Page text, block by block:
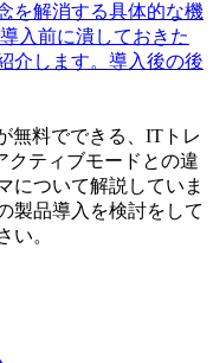
を解消する具体的な機
入前に潰しておきた
介します。導入後の後
無料でできる、ITトレ
クティブモードとの違
について解説していま
製品導入を検討をして
い。